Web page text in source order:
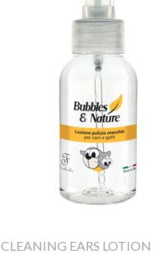
CLEANING EARS LOTION